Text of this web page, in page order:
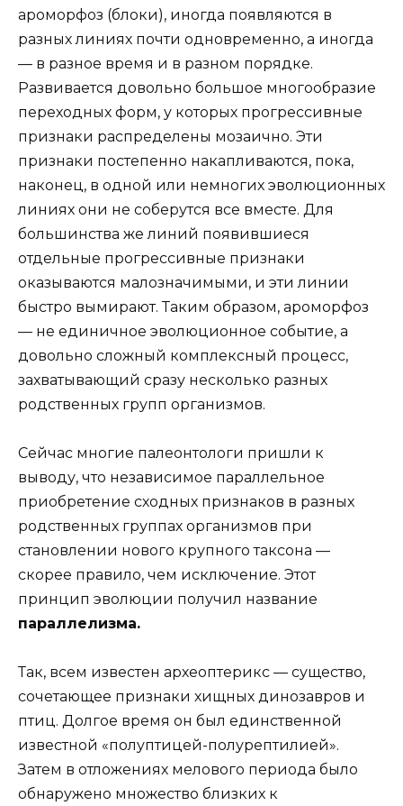
ароморфоз (блоки), иногда появляются в
разных линиях почти одновременно, а иногда
— в разное время и в разном порядке.
Развивается довольно большое многообразие
переходных форм, у которых прогрессивные
признаки распределены мозаично. Эти
признаки постепенно накапливаются, пока,
наконец, в одной или немногих эволюционных
линиях они не соберутся все вместе. Для
большинства же линий появившиеся
отдельные прогрессивные признаки
оказываются малозначимыми, и эти линии
быстро вымирают. Таким образом, ароморфоз
— не единичное эволюционное событие, а
довольно сложный комплексный процесс,
захватывающий сразу несколько разных
родственных групп организмов.
Сейчас многие палеонтологи пришли к
выводу, что независимое параллельное
приобретение сходных признаков в разных
родственных группах организмов при
становлении нового крупного таксона —
скорее правило, чем исключение. Этот
принцип эволюции получил название
параллелизма.
Так, всем известен археоптерикс — существо,
сочетающее признаки хищных динозавров и
птиц. Долгое время он был единственной
известной «полуптицей-полурептилией».
Затем в отложениях мелового периода было
обнаружено множество близких к